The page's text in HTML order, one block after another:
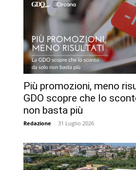
Più promozioni, meno
GDO scopre che lo
non basta più
Redazione - 31 Luglio 2026